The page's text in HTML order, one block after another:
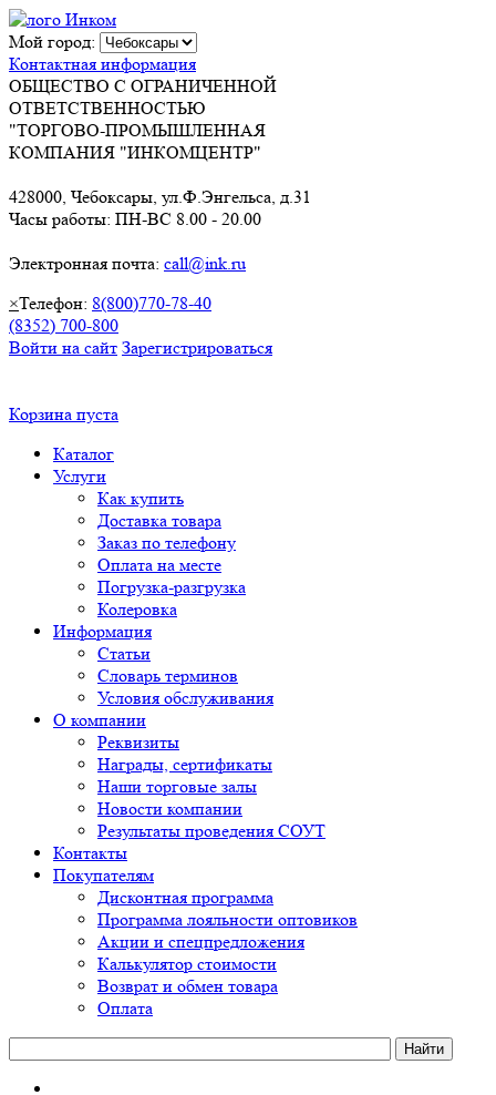
Мой город:
Контактная информация
ОБЩЕСТВО С ОГРАНИЧЕННОЙ
ОТВЕТСТВЕННОСТЬЮ
"ТОРГОВО-ПРОМЫШЛЕННАЯ
КОМПАНИЯ "ИНКОМЦЕНТР"
428000, Чебоксары, ул.Ф.Энгельса, д.31
Часы работы: ПН-ВС 8.00 - 20.00
Электронная почта: call@ink.ru
×Телефон: 8(800)770-78-40
(8352) 700-800
Войти на сайт Зарегистрироваться
Корзина пуста
Каталог
Услуги
Как купить
Доставка товара
Заказ по телефону
Оплата на месте
Погрузка-разгрузка
Колеровка
Информация
Статьи
Словарь терминов
Условия обслуживания
О компании
Реквизиты
Награды, сертификаты
Наши торговые залы
Новости компании
Результаты проведения СОУТ
Контакты
Покупателям
Дисконтная программа
Программа лояльности оптовиков
Акции и спецпредложения
Калькулятор стоимости
Возврат и обмен товара
Оплата